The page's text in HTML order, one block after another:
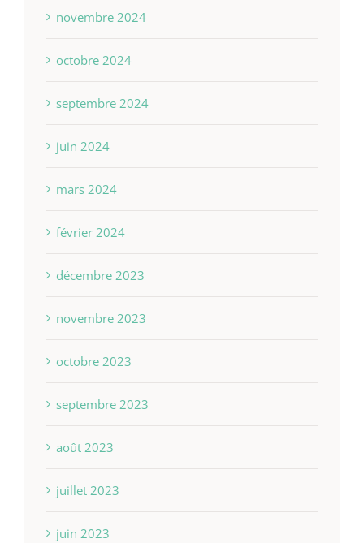
novembre 2024
octobre 2024
septembre 2024
juin 2024
mars 2024
février 2024
décembre 2023
novembre 2023
octobre 2023
septembre 2023
août 2023
juillet 2023
juin 2023